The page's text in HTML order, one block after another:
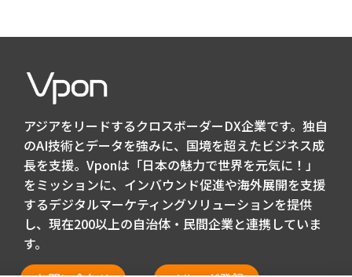
アジアをリードするクロスボーダーDX企業です。独自
のAI技術とデータを強みに、国境を超えたビジネス成
長を支援。Vponは「日本の魅力で世界を元気に！」
をミッションに、インバウンド促進や海外展開を支援
するデジタルマーケティングソリューションを提供
し、現在200以上の自治体・民間企業と連携していま
す。